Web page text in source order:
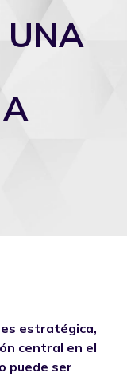
UNA
es estratégica,
central en el
puede ser